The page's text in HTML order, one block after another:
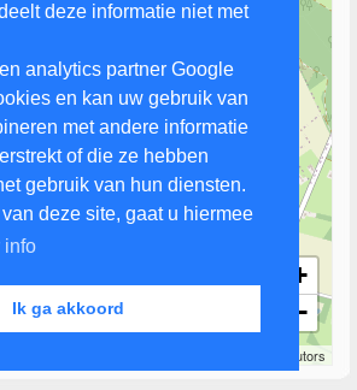
deze informatie niet met
analytics partner Google
en kan uw gebruik van
met andere informatie
of die ze hebben
gebruik van hun diensten.
deze site, gaat u hiermee
info
Ik ga akkoord
+
−
contributors